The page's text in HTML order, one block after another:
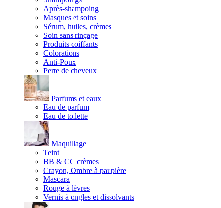
Après-shampoing
Masques et soins
Sérum, huiles, crèmes
Soin sans rinçage
Produits coiffants
Colorations
Anti-Poux
Perte de cheveux
Parfums et eaux
Eau de parfum
Eau de toilette
Maquillage
Teint
BB & CC crèmes
Crayon, Ombre à paupière
Mascara
Rouge à lèvres
Vernis à ongles et dissolvants